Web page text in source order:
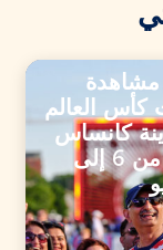
كأس العالم
كانساس
سيتي، من 6 إلى